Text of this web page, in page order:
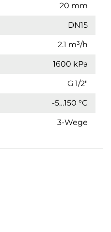
20 mm
DN15
2.1 m³/h
1600 kPa
G 1/2"
-5…150 °C
3-Wege